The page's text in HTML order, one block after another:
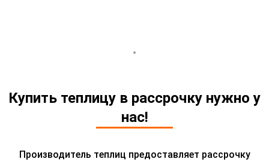
Купить теплицу в рассрочку нужно у
нас!
Производитель теплиц предоставляет рассрочку